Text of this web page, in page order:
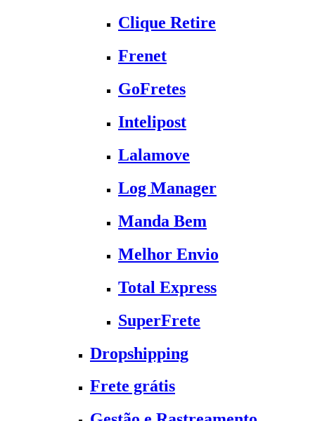
Clique Retire
Frenet
GoFretes
Intelipost
Lalamove
Log Manager
Manda Bem
Melhor Envio
Total Express
SuperFrete
Dropshipping
Frete grátis